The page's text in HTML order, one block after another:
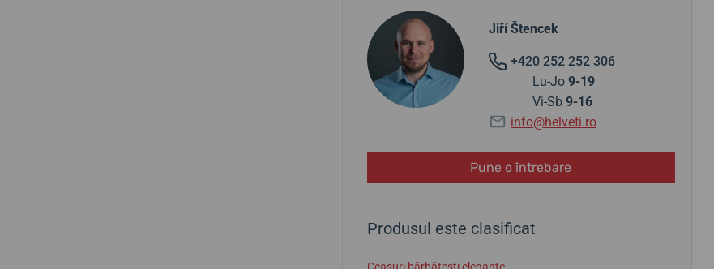
Jiří Štencek
+420 252 252 306
Lu-Jo 9-19
Vi-Sb 9-16
info@helveti.ro
Pune o întrebare
Produsul este clasificat